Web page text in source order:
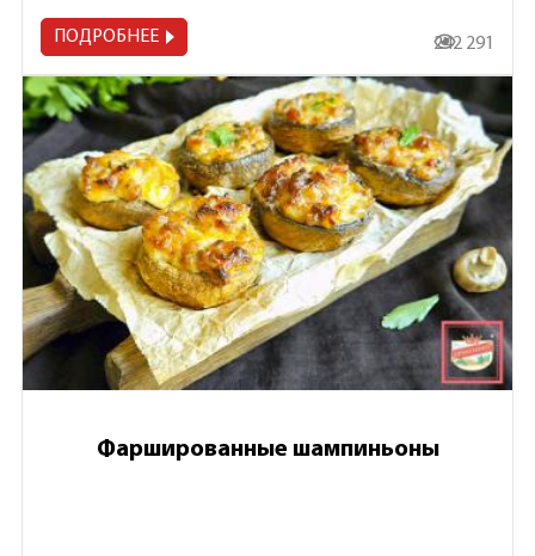
ПОДРОБНЕЕ 242 291
Фаршированные шампиньоны